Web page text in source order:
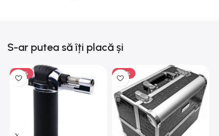
S-ar putea să îți placă și
-50% -50%